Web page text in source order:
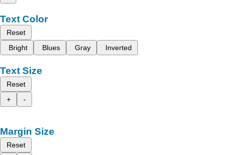
Text Color
Reset
Bright
Blues Gray Inverted
Text Size
Reset
+
-
Margin Size
Reset